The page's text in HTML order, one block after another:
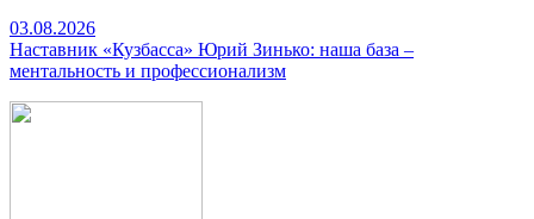
03.08.2026
Наставник «Кузбасса» Юрий Зинько: наша база –
ментальность и профессионализм